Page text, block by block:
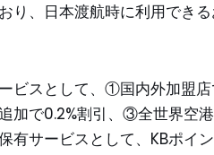
り、日本渡航時に利用でき
ビスとして、①国内外加盟
加で0.2%割引、③全世界空
有サービスとして、KBポイ